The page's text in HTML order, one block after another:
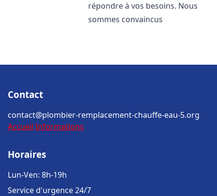
répondre à vos besoins. Nous
sommes convaincus
Contact
contact@plombier-remplacement-chauffe-eau-5.org
Accueil Informations
Horaires
Lun-Ven: 8h-19h
Service d'urgence 24/7